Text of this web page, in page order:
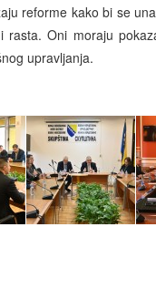
reforme kako bi se
rasta. Oni moraju
upravljanja.